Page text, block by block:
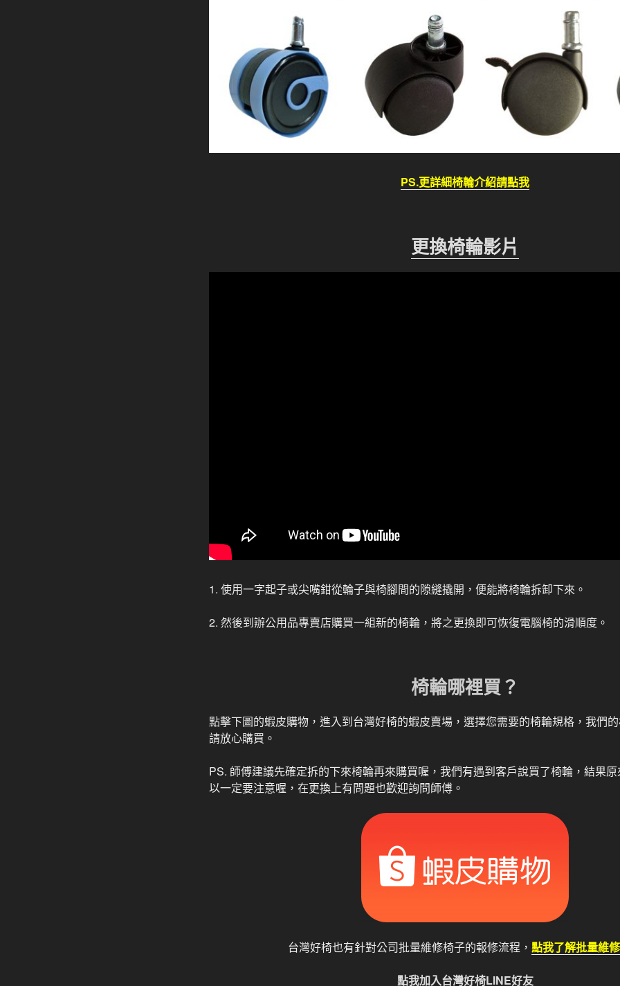
PS.更詳細椅輪介紹請點我
更換椅輪影片
1. 使用一字起子或尖嘴鉗從輪子與椅腳間的隙縫撬開，便能將椅輪拆卸下來。
2. 然後到辦公用品專賣店購買一組新的椅輪，將之更換即可恢復電腦椅的滑順度。
椅輪哪裡買？
點擊下圖的蝦皮購物，進入到台灣好椅的蝦皮賣場，選擇您需要的椅輪規格，我們
請放心購買。
PS. 師傅建議先確定拆的下來椅輪再來購買喔，我們有遇到客戶說買了椅輪，結果
以一定要注意喔，在更換上有問題也歡迎詢問師傅。
台灣好椅也有針對公司批量維修椅子的報修流程， 點我了解批量維
點我加入台灣好椅LINE好友